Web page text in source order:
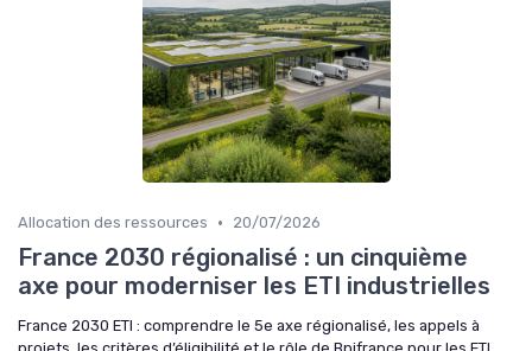
Allocation des ressources • 20/07/2026
France 2030 régionalisé : un cinquième
axe pour moderniser les ETI industrielles
France 2030 ETI : comprendre le 5e axe régionalisé, les appels à